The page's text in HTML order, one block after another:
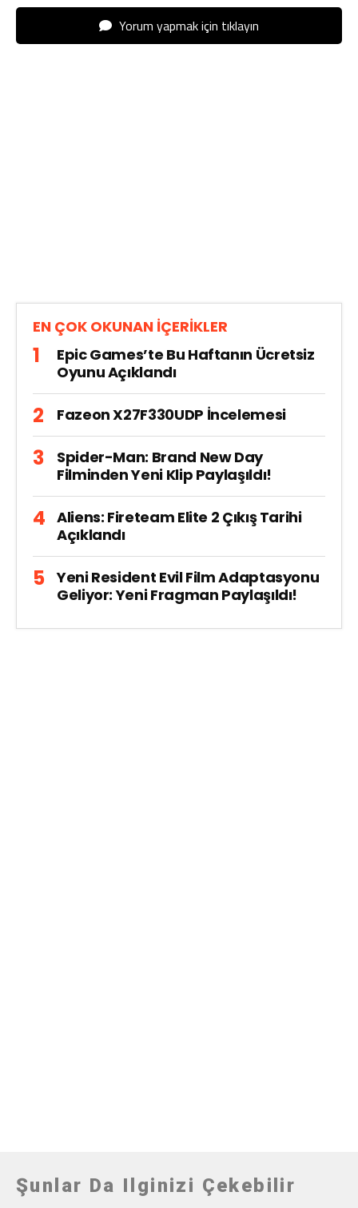
Yorum yapmak için tıklayın
EN ÇOK OKUNAN İÇERİKLER
Epic Games’te Bu Haftanın Ücretsiz
Oyunu Açıklandı
Fazeon X27F330UDP İncelemesi
Spider-Man: Brand New Day
Filminden Yeni Klip Paylaşıldı!
Aliens: Fireteam Elite 2 Çıkış Tarihi
Açıklandı
Yeni Resident Evil Film Adaptasyonu
Geliyor: Yeni Fragman Paylaşıldı!
Şunlar Da Ilginizi Çekebilir